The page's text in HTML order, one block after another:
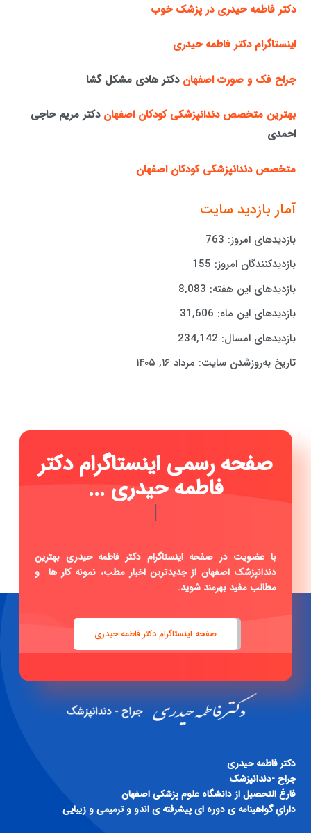
دکتر فاطمه حیدری در پزشک خوب
اینستاگرام دکتر فاطمه حیدری
جراح فک و صورت اصفهان دکتر هادی مشکل گشا
بهترین متخصص دندانپزشکی کودکان اصفهان دکتر مریم حاجی
احمدی
متخصص دندانپزشکی کودکان اصفهان
آمار بازدید سایت
بازدیدهای امروز: 763
بازدیدکنندگان امروز: 155
بازدیدهای این هفته: 8,083
بازدیدهای این ماه: 31,606
بازدیدهای امسال: 234,142
تاریخ به‌روزشدن سایت: مرداد ۱۶, ۱۴۰۵
صفحه رسمی اینستاگرام دکتر
فاطمه حیدری
|
با عضویت در صفحه اینستاگرام دکتر فاطمه حیدری بهترین
دندانپزشک اصفهان از جدیدترین اخبار مطب، نمونه کار ها و
مطالب مفید بهرمند شوید.
صفحه اینستاگرام دکتر فاطمه حیدری
دكتر فاطمه حيدری
جراح -دندانپزشک
فارغ التحصيل از دانشگاه علوم پزشكی اصفهان
داراي گواهينامه ی دوره ای پيشرفته ی اندو و ترميمی و زيبايی